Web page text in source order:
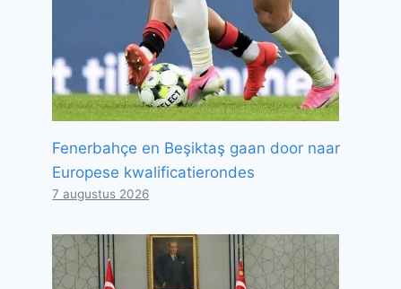
Fenerbahçe en Beşiktaş gaan door naar
Europese kwalificatierondes
7 augustus 2026